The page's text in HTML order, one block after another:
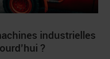
industrielles
?